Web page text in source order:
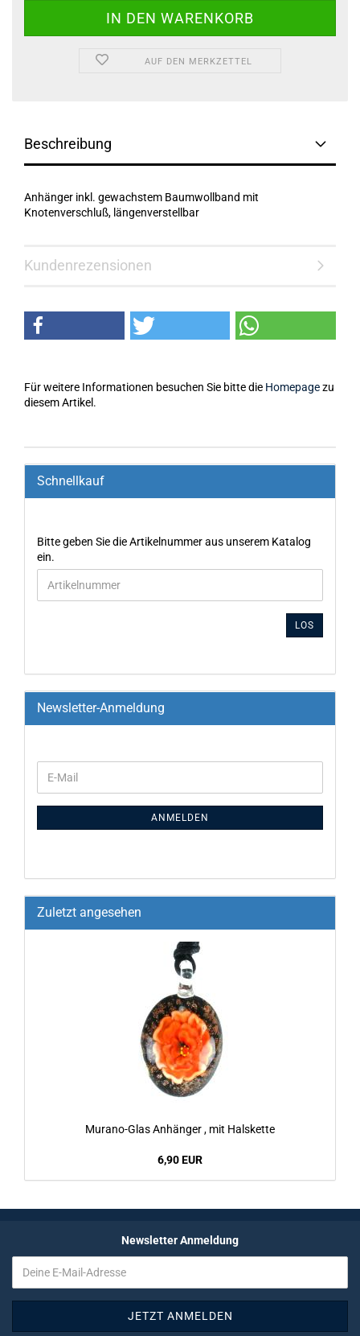
AUF DEN MERKZETTEL
Beschreibung
Anhänger inkl. gewachstem Baumwollband mit
Knotenverschluß, längenverstellbar
Kundenrezensionen
Für weitere Informationen besuchen Sie bitte die Homepagezu
diesem Artikel.
Schnellkauf
Bitte geben Sie die Artikelnummer aus unserem Katalog
ein.
LOS
Newsletter-Anmeldung
ANMELDEN
Zuletzt angesehen
Murano-​Glas An­hän­ger , mit Hals­ket­te
6,90 EUR
Newsletter Anmeldung